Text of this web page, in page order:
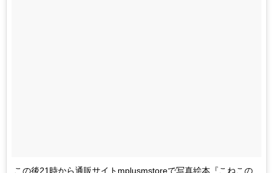
この後21時から通販サイトmplusmstoreで写真絵本『こねこの